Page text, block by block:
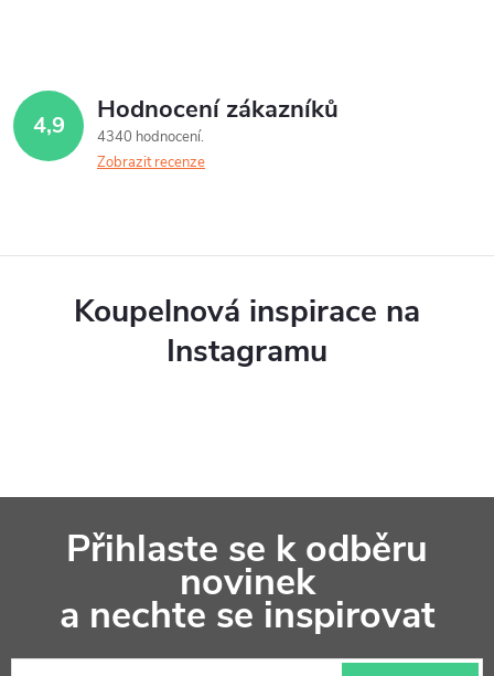
4,9 Hodnocení zákazníků
4340 hodnocení
Zobrazit recenze
Koupelnová inspirace na
Instagramu
a
Přihlaste se k odběru
novinek
a nechte se inspirovat